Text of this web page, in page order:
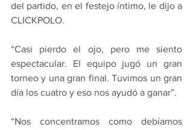
del partido, en el festejo íntimo, le dijo a
CLICKPOLO.
“Casi pierdo el ojo, pero me siento
espectacular. El equipo jugó un gran
torneo y una gran final. Tuvimos un gran
día los cuatro y eso nos ayudó a ganar”.
“Nos concentramos como debíamos